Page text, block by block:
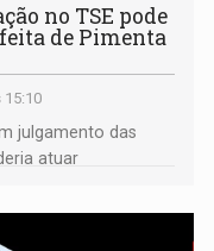
no TSE pode
de Pimenta
15:10
julgamento das
atuar